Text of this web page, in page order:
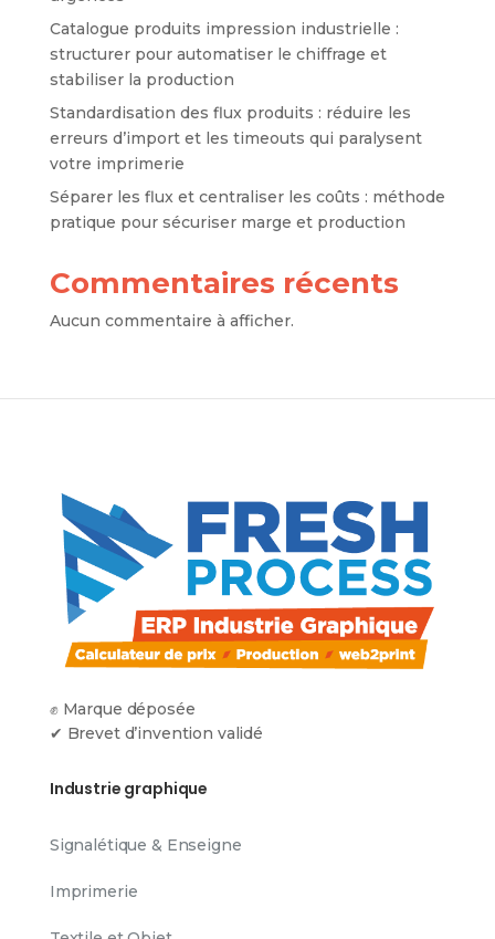
Catalogue produits impression industrielle :
structurer pour automatiser le chiffrage et
stabiliser la production
Standardisation des flux produits : réduire les
erreurs d’import et les timeouts qui paralysent
votre imprimerie
Séparer les flux et centraliser les coûts : méthode
pratique pour sécuriser marge et production
Commentaires récents
Aucun commentaire à afficher.
✊ Marque déposée
✔ Brevet d’invention validé
Industrie graphique
Signalétique & Enseigne
Imprimerie